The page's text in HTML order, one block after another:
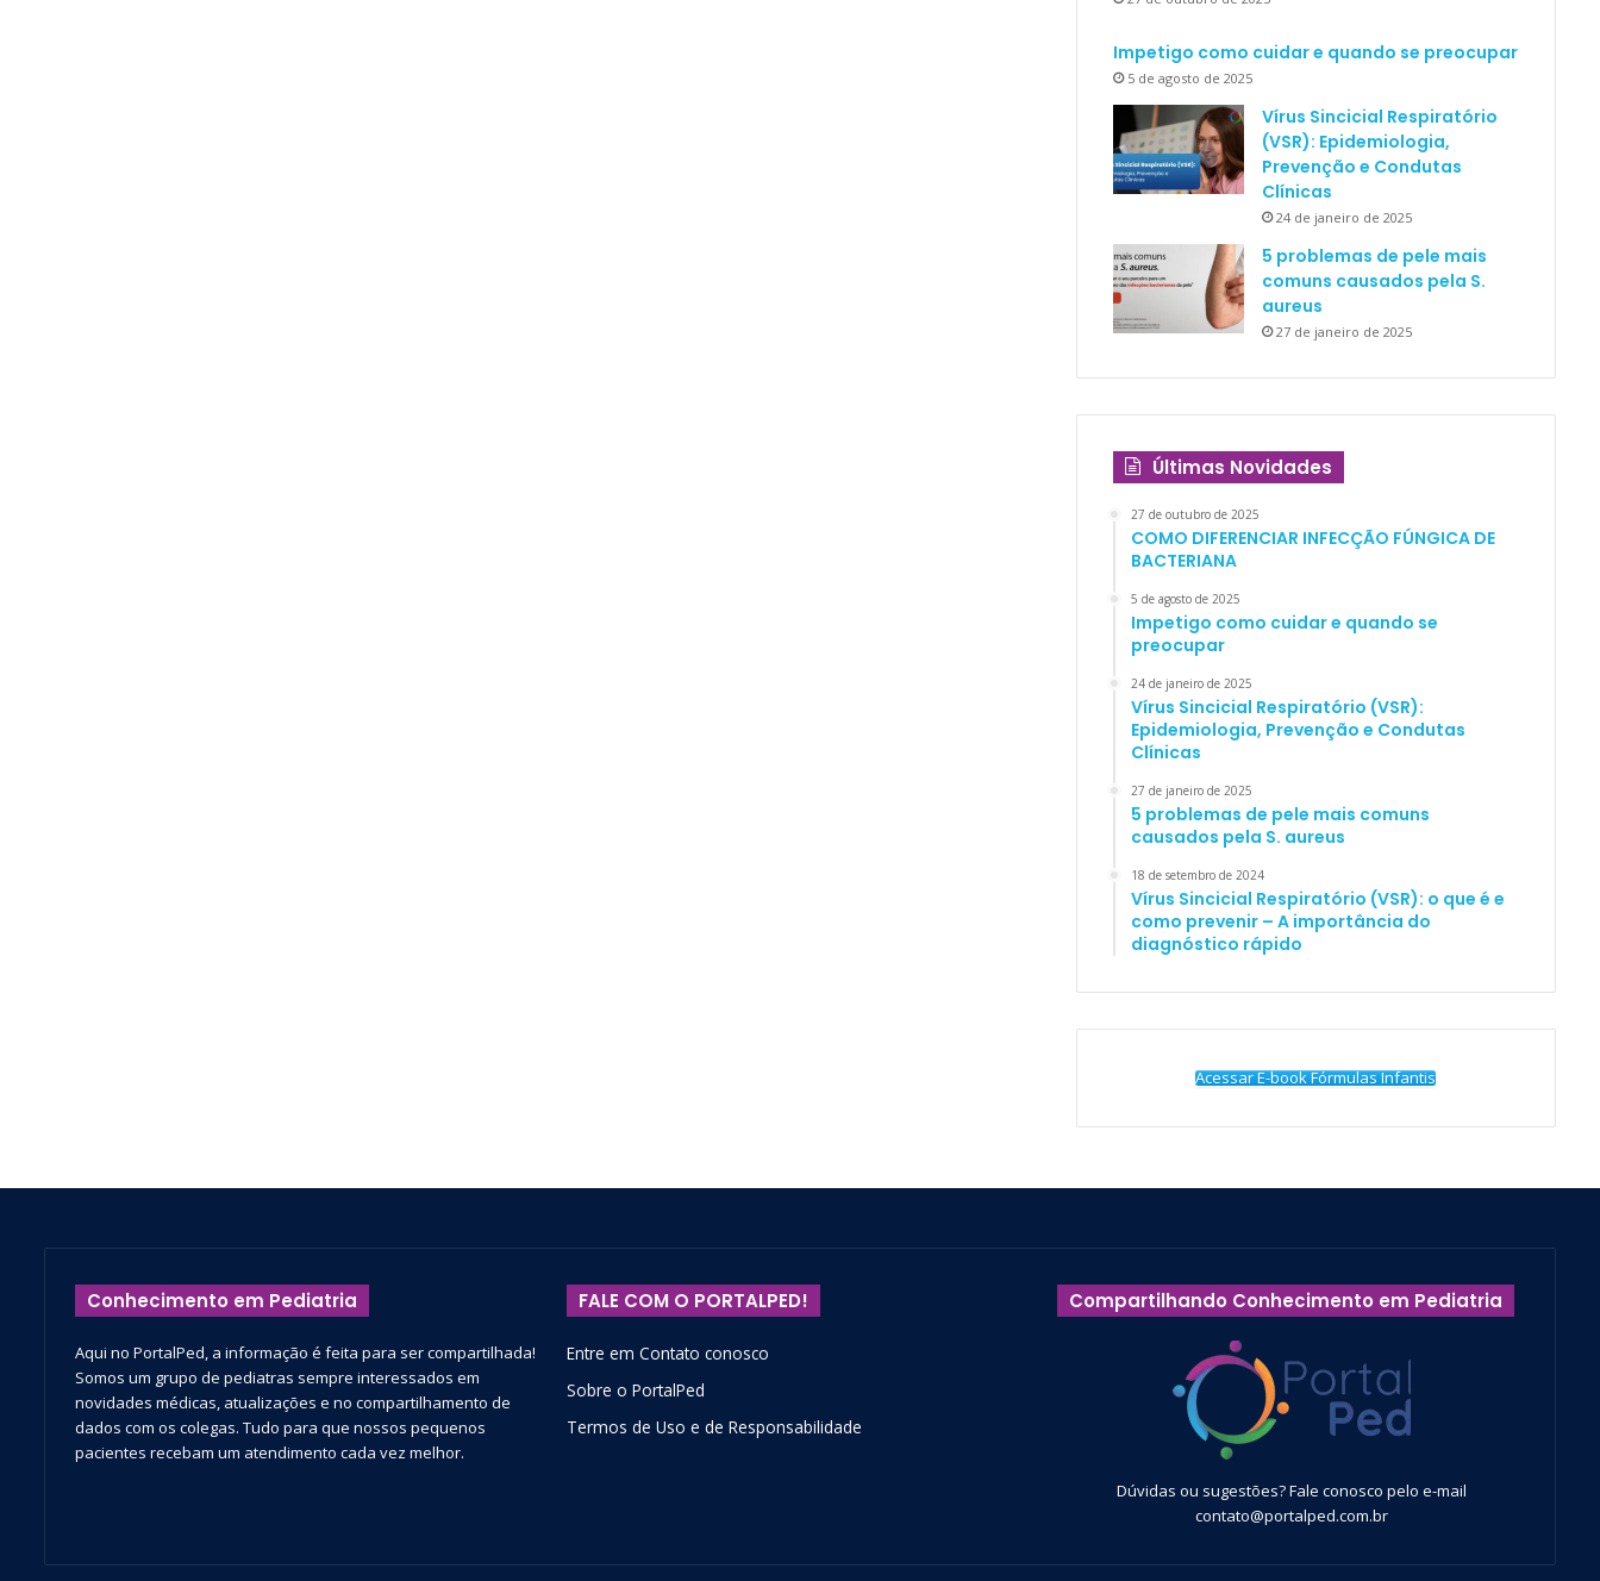
Impetigo como cuidar e quando se preocupar
5 de agosto de 2025
Vírus Sincicial Respiratório
(VSR): Epidemiologia,
Prevenção e Condutas
Clínicas
24 de janeiro de 2025
5 problemas de pele mais
comuns causados pela S.
aureus
27 de janeiro de 2025
Últimas Novidades
27 de outubro de 2025
COMO DIFERENCIAR INFECÇÃO FÚNGICA DE
BACTERIANA
5 de agosto de 2025
Impetigo como cuidar e quando se
preocupar
24 de janeiro de 2025
Vírus Sincicial Respiratório (VSR):
Epidemiologia, Prevenção e Condutas
Clínicas
27 de janeiro de 2025
5 problemas de pele mais comuns
causados pela S. aureus
18 de setembro de 2024
Vírus Sincicial Respiratório (VSR): o que é e
como prevenir – A importância do
diagnóstico rápido
Acessar E-book Fórmulas Infantis
Conhecimento em Pediatria
Aqui no PortalPed, a informação é feita para ser compartilhada!
Somos um grupo de pediatras sempre interessados em
novidades médicas, atualizações e no compartilhamento de
dados com os colegas. Tudo para que nossos pequenos
pacientes recebam um atendimento cada vez melhor.
FALE COM O PORTALPED!
Entre em Contato conosco
Sobre o PortalPed
Termos de Uso e de Responsabilidade
Compartilhando Conhecimento em Pediatria
Dúvidas ou sugestões? Fale conosco pelo e-mail
contato@portalped.com.br